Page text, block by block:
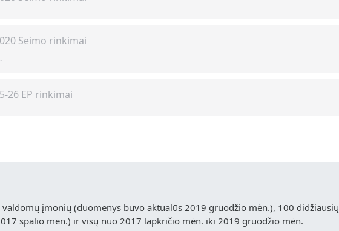
Seimo rinkimai
26 EP rinkimai
įmonių (duomenys buvo aktualūs 2019 gruodžio mėn.), 100 didžiausių
spalio mėn.) ir visų nuo 2017 lapkričio mėn. iki 2019 gruodžio mėn.